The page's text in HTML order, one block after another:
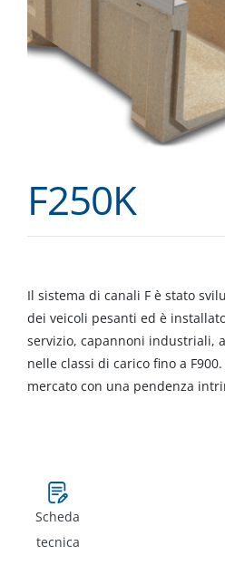
F250K
Il sistema di canali F è stato
dei veicoli pesanti ed è
servizio, capannoni industriali,
nelle classi di carico fino a
mercato con una pendenza
Scheda
tecnica